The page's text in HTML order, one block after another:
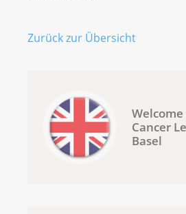
Zurück zur Übersicht
Cancer
Basel